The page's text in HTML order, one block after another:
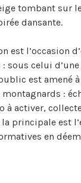
tombant sur
dansante.
est l’occasion
sous celui
est amené
:
à activer,
principale est
en